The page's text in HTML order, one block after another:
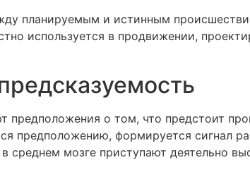
планируемым и истинным
используется в продвижении,
о том, что предстоит
предположению, формируется сигнал
среднем мозге приступают деятельно